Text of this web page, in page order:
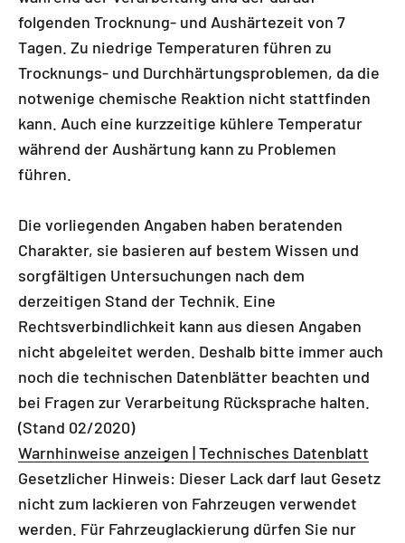
folgenden Trocknung- und Aushärtezeit von 7
Tagen. Zu niedrige Temperaturen führen zu
Trocknungs- und Durchhärtungsproblemen, da die
notwenige chemische Reaktion nicht stattfinden
kann. Auch eine kurzzeitige kühlere Temperatur
während der Aushärtung kann zu Problemen
führen.
Die vorliegenden Angaben haben beratenden
Charakter, sie basieren auf bestem Wissen und
sorgfältigen Untersuchungen nach dem
derzeitigen Stand der Technik. Eine
Rechtsverbindlichkeit kann aus diesen Angaben
nicht abgeleitet werden. Deshalb bitte immer auch
noch die technischen Datenblätter beachten und
bei Fragen zur Verarbeitung Rücksprache halten.
(Stand 02/2020)
Warnhinweise anzeigen | Technisches Datenblatt
Gesetzlicher Hinweis: Dieser Lack darf laut Gesetz
nicht zum lackieren von Fahrzeugen verwendet
werden. Für Fahrzeuglackierung dürfen Sie nur